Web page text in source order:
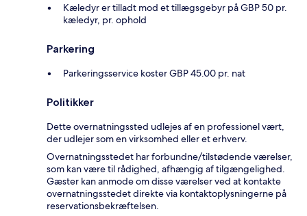
Kæledyr er tilladt mod et tillægsgebyr på GBP 50 pr.
kæledyr, pr. ophold
Parkering
Parkeringsservice koster GBP 45.00 pr. nat
Politikker
Dette overnatningssted udlejes af en professionel vært,
der udlejer som en virksomhed eller et erhverv.
Overnatningsstedet har forbundne/tilstødende værelser,
som kan være til rådighed, afhængig af tilgængelighed.
Gæster kan anmode om disse værelser ved at kontakte
overnatningsstedet direkte via kontaktoplysningerne på
reservationsbekræftelsen.